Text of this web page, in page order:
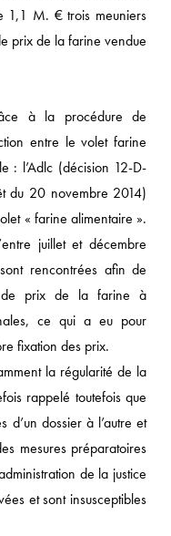
1,1 M. € trois meuniers
prix de la farine vendue
à la procédure de
entre le volet farine
: l’Adlc (décision 12-D-
du 20 novembre 2014)
« farine alimentaire ».
juillet et décembre
rencontrées afin de
de prix de la farine à
ce qui a eu pour
fixation des prix.
la régularité de la
rappelé toutefois que
d’un dossier à l’autre et
mesures préparatoires
de la justice
et sont insusceptibles